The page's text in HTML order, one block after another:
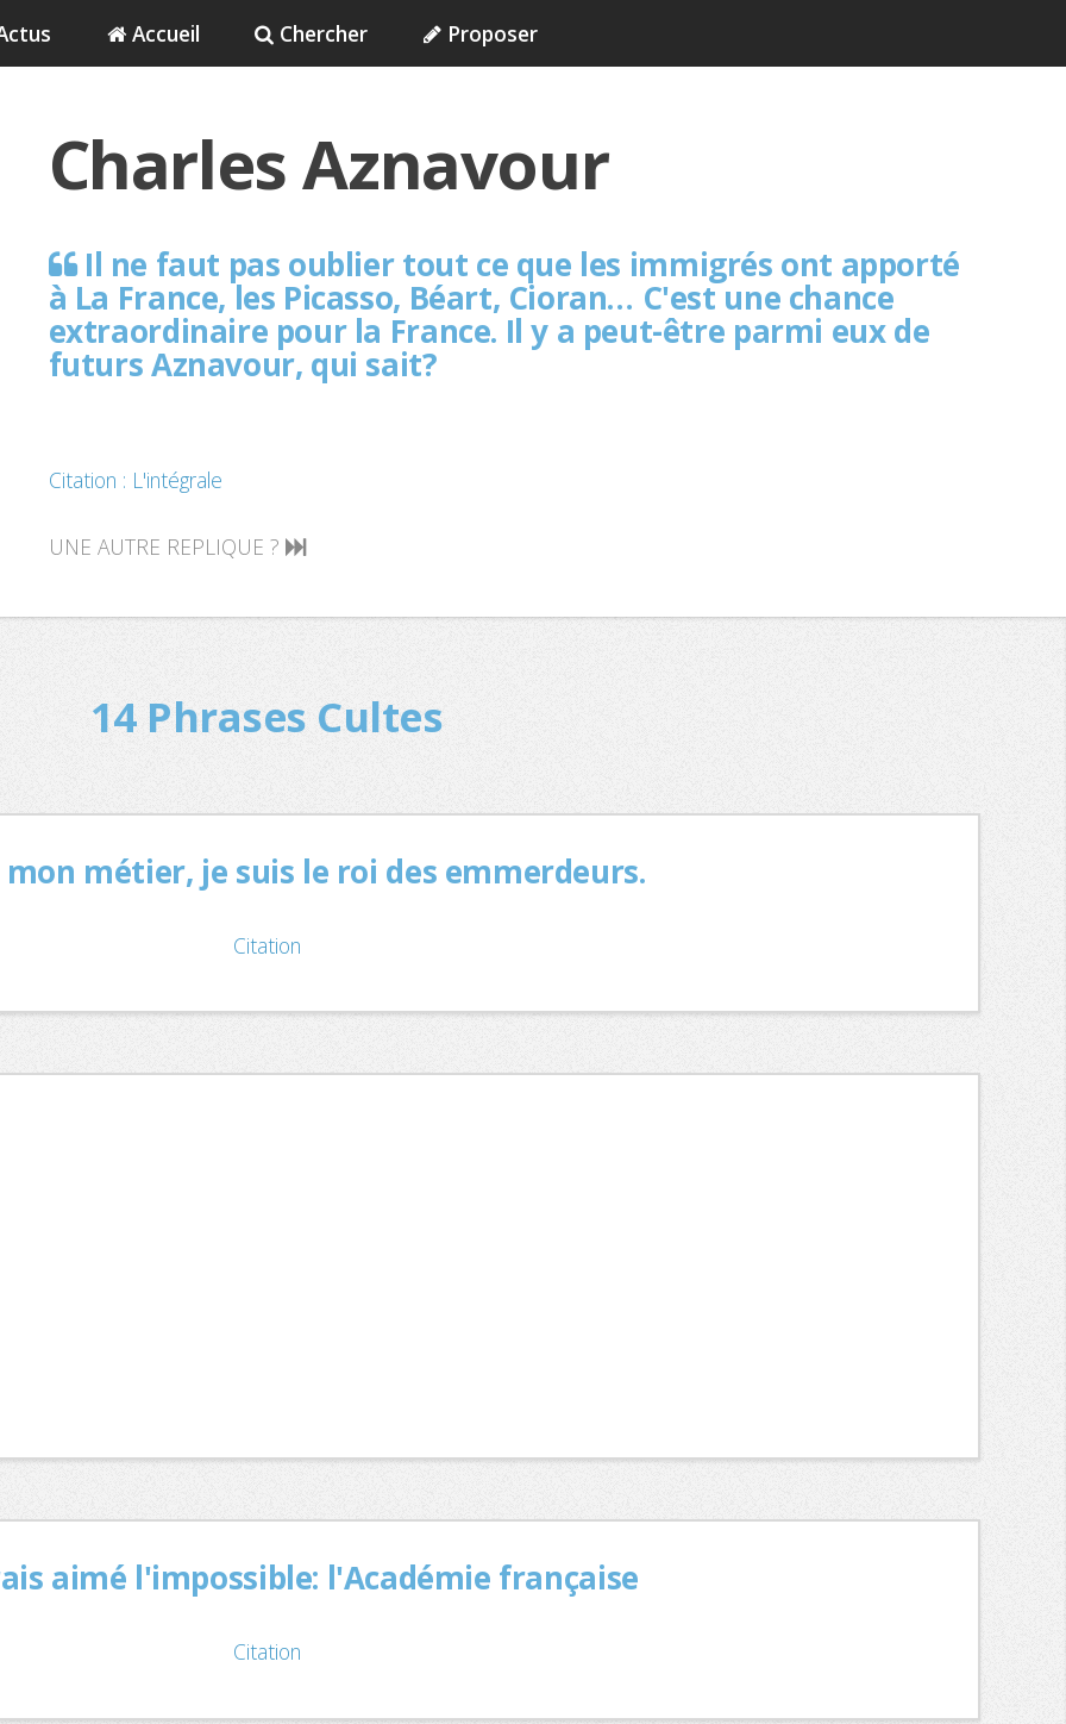
Accueil Chercher Proposer
Charles Aznavour
Il ne faut pas oublier tout ce que les immigrés ont apporté
à La France, les Picasso, Béart, Cioran… C'est une chance
extraordinaire pour la France. Il y a peut-être parmi eux de
futurs Aznavour, qui sait?
Citation : L'intégrale
UNE AUTRE REPLIQUE ?
14 Phrases Cultes
mon métier, je suis le roi des emmerdeurs.
Citation
aimé l'impossible: l'Académie française
Citation